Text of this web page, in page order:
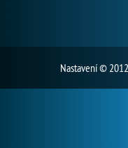
Nastavení©